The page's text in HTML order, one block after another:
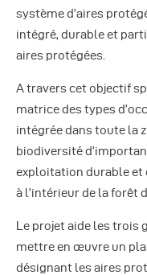
système d’aires
intégré, durable et
aires protégées.
A travers cet objectif
matrice des types
intégrée dans toute la
biodiversité
exploitation durable et
à l’intérieur de la forêt
Le projet aide les trois
mettre en œuvre un
désignant les aires